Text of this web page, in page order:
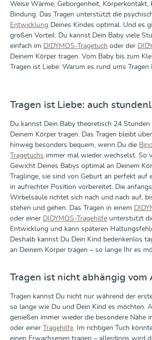
Weise Wärme, Geborgenheit, Körperkontakt,
Bindung. Das Tragen unterstützt die
Entwicklung Deines Kindes optimal. Und es
großen Vorteil: Du kannst Dein Baby viele
einfach im DIDYMOS-Tragetuch oder der
Deinem Körper tragen. Vom Baby bis zum
Tragen ist Liebe: Warum es rund ums Tragen
Tragen ist Liebe: auch
Du kannst Dein Baby theoretisch 24 Stunden
Deinem Körper tragen. Das Tragen bleibt
hinweg besonders bequem, wenn Du die
Tragetuchs immer mal wieder wechselst. So
Gewicht Deines Babys optimal an Deinem
Traglinge, sie sind von Geburt an perfekt auf
in aufrechter Position vorbereitet. Die
Wirbelsäule richtet sich nach und nach auf,
stehen und gehen. Das Tragen in einem
oder einer DIDYMOS-Tragehilfe unterstützt
Entwicklung und kann späteren
Deshalb kannst Du Dein Kind bedenkenlos
an Deinem Körper tragen – so lange Ihr es
Tragen ist nicht abhängig vom
Tragen kannst Du nicht nur während der
so lange wie Du und Dein Kind es möchten.
genießen immer wieder die besondere Nähe
oder einer
Tragehilfe. Im richtigen Tuch